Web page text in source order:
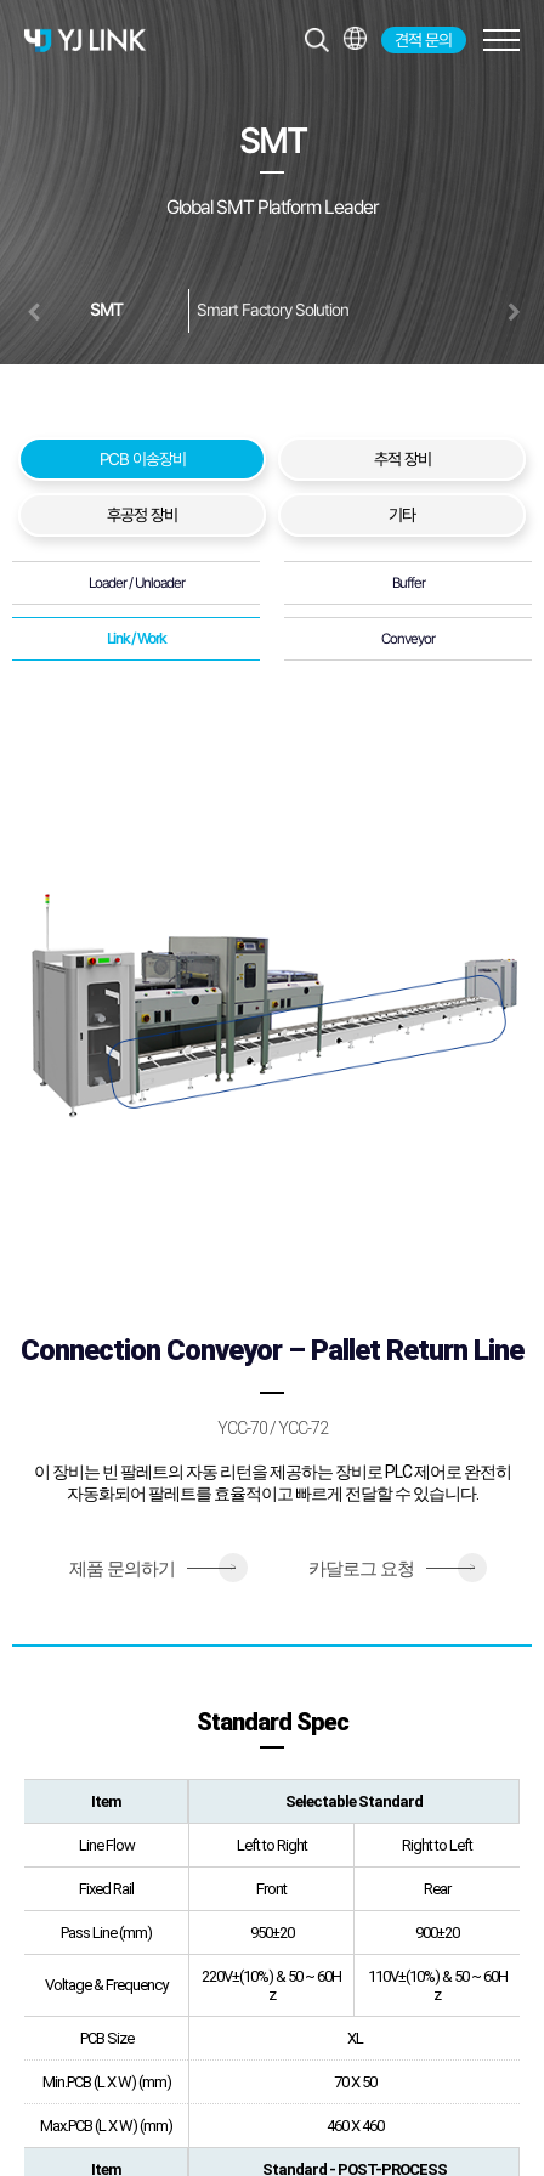
견적 문의
SMT
Global SMT Platform Leader
SMT Smart Factory Solution
PCB 이송장비 추적 장비
후공정 장비 기타
Loader / Unloader Buffer
Link / Work Conveyor
Connection Conveyor – Pallet Return Line
YCC-70 / YCC-72
이 장비는 빈 팔레트의 자동 리턴을 제공하는 장비로 PLC 제어로 완전히
자동화되어 팔레트를 효율적이고 빠르게 전달할 수 있습니다.
제품 문의하기 > 카달로그 요청 >
Standard Spec
Item Selectable Standard
Line Flow Left to Right Right to Left
Fixed Rail Front Rear
Pass Line (mm) 950±20 900±20
Voltage & Frequency
220V±(10%) & 50 ~ 60H
z
110V±(10%) & 50 ~ 60H
z
PCB Size XL
Min.PCB (L X W) (mm) 70 X 50
Max.PCB (L X W) (mm) 460 X 460
Item Standard - POST-PROCESS